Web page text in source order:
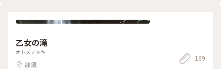
乙女の滝
オトメノタキ
那須
169